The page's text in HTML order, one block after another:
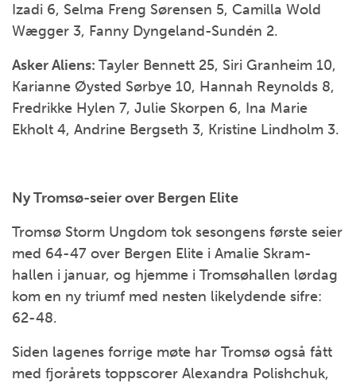
Izadi 6, Selma Freng Sørensen 5, Camilla Wold
Wægger 3, Fanny Dyngeland-Sundén 2.
Asker Aliens: Tayler Bennett 25, Siri Granheim 10,
Karianne Øysted Sørbye 10, Hannah Reynolds 8,
Fredrikke Hylen 7, Julie Skorpen 6, Ina Marie
Ekholt 4, Andrine Bergseth 3, Kristine Lindholm 3.
Ny Tromsø-seier over Bergen Elite
Tromsø Storm Ungdom tok sesongens første seier
med 64-47 over Bergen Elite i Amalie Skram-
hallen i januar, og hjemme i Tromsøhallen lørdag
kom en ny triumf med nesten likelydende sifre:
62-48.
Siden lagenes forrige møte har Tromsø også fått
med fjorårets toppscorer Alexandra Polishchuk,